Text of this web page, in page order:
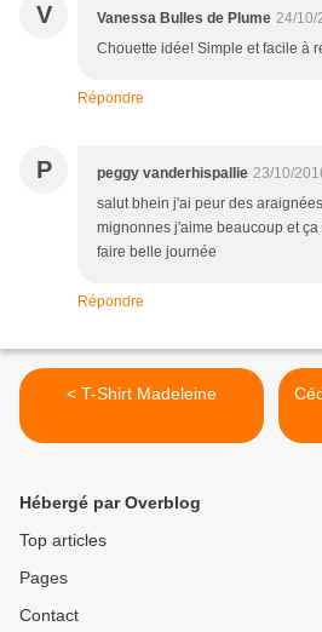
V Vanessa Bulles de Plume 24/10/
Chouette idée! Simple et facile à
Répondre
P peggy vanderhispallie 23/10/
salut bhein j'ai peur des
mignonnes j'aime beaucoup et
faire belle journée
Répondre
< T-Shirt Madeleine
Hébergé par Overblog
Top articles
Pages
Contact